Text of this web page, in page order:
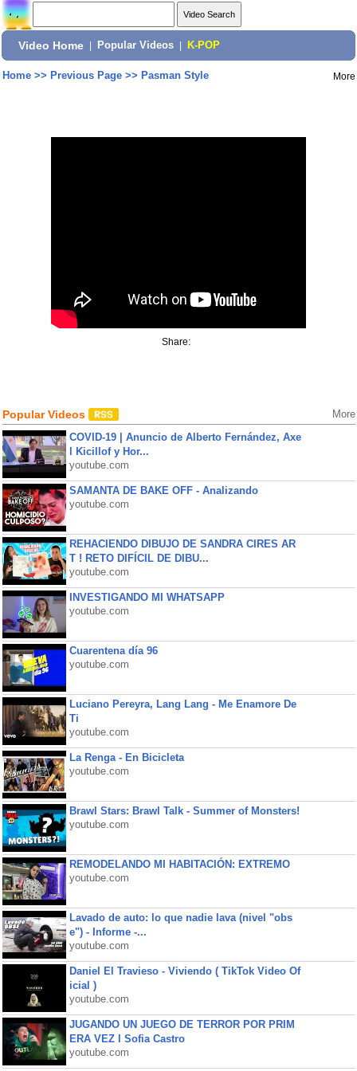
Video Home Popular Videos K-POP
Home>> Previous Page>> Pasman Style More
Share:
Popular Videos More
COVID-19 | Anuncio de Alberto Fernández, Axe
l Kicillof y Hor...
youtube.com
SAMANTA DE BAKE OFF - Analizando
youtube.com
REHACIENDO DIBUJO DE SANDRA CIRES AR
T ! RETO DIFÍCIL DE DIBU...
youtube.com
INVESTIGANDO MI WHATSAPP
youtube.com
Cuarentena día 96
youtube.com
Luciano Pereyra, Lang Lang - Me Enamore De
Ti
youtube.com
La Renga - En Bicicleta
youtube.com
Brawl Stars: Brawl Talk - Summer of Monsters!
youtube.com
REMODELANDO MI HABITACIÓN: EXTREMO
youtube.com
Lavado de auto: lo que nadie lava (nivel "obs
e") - Informe -...
youtube.com
Daniel El Travieso - Viviendo ( TikTok Video Of
icial )
youtube.com
JUGANDO UN JUEGO DE TERROR POR PRIM
ERA VEZ l Sofia Castro
youtube.com